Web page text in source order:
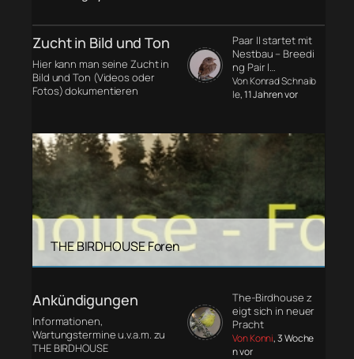
Zucht in Bild und Ton
Hier kann man seine Zucht in
Bild und Ton (Videos oder
Fotos) dokumentieren
Paar II startet mit
Nestbau – Breedi
ng Pair I…
Von Konrad Schnaib
le, 11 Jahren vor
THE BIRDHOUSE Foren
Ankündigungen
Informationen,
Wartungstermine u.v.a.m. zu
THE BIRDHOUSE
The-Birdhouse z
eigt sich in neuer
Pracht
Von Konni, 3 Woche
n vor